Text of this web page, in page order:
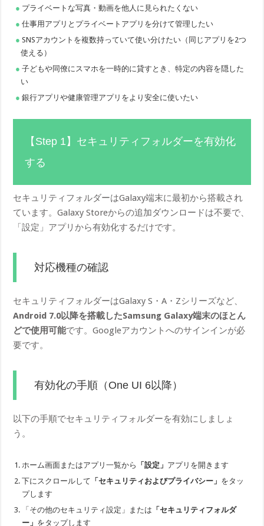
プライベートな写真・動画を他人に見られたくない
仕事用アプリとプライベートアプリを分けて管理したい
SNSアカウントを複数持っていて使い分けたい（同じアプリを2つ
使える）
子どもや同僚にスマホを一時的に貸すとき、特定の内容を隠した
い
銀行アプリや健康管理アプリをより安全に使いたい
【Step 1】セキュリティフォルダーを有効化
する
セキュリティフォルダーはGalaxy端末に最初から搭載され
ています。Galaxy Storeからの追加ダウンロードは不要で、
「設定」アプリから有効化するだけです。
対応機種の確認
セキュリティフォルダーはGalaxy S・A・Zシリーズなど、
Android 7.0以降を搭載したSamsung Galaxy端末のほとん
どで使用可能です。Googleアカウントへのサインインが必
要です。
有効化の手順（One UI 6以降）
以下の手順でセキュリティフォルダーを有効にしましょ
う。
ホーム画面またはアプリ一覧から 「設定」 アプリを開きます
下にスクロールして 「セキュリティおよびプライバシー」 をタッ
プします
「その他のセキュリティ設定」または 「セキュリティフォルダ
ー」 をタップします